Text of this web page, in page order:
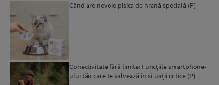
Când are nevoie pisica de hrană specială (P)
Conectivitate fără limite: Funcțiile smartphone-
ului tău care te salvează în situații critice (P)